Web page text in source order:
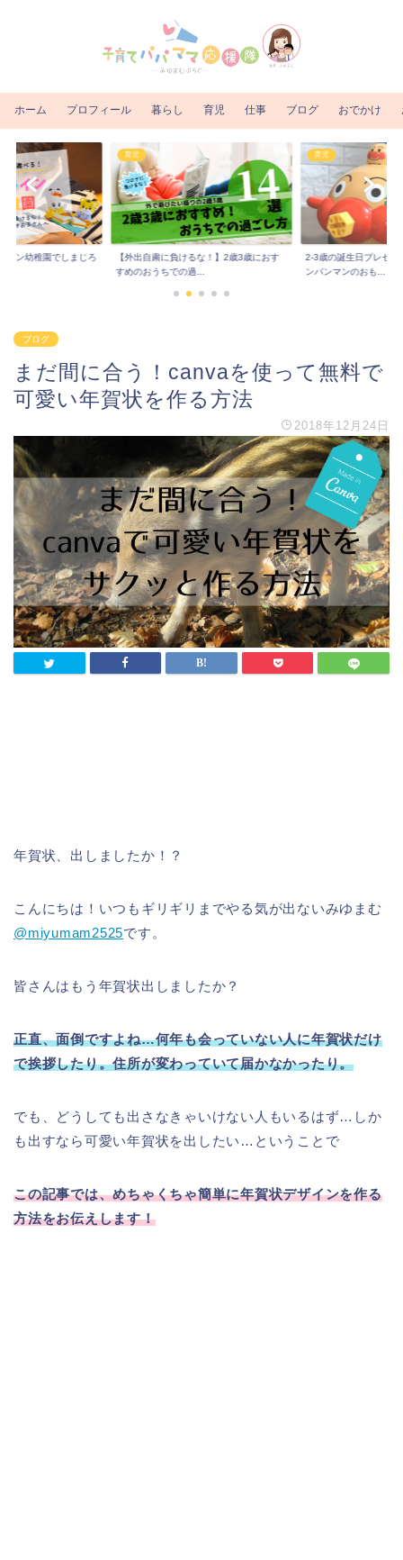
ホーム プロフィール 暮らし 育児 仕事 ブログ おでかけ
な！】2歳3歳におす
育児
2-3歳の誕生日プレゼントにおすすめ！ア
ンパンマンのおも...
育児
【PatPatの口コミ】可
やサイズ感の徹...
ブログ
まだ間に合う！canvaを使って無料で
可愛い年賀状を作る方法
2018年12月24日
年賀状、出しましたか！？
こんにちは！いつもギリギリまでやる気が出ないみゆまむ
@miyumam2525です。
皆さんはもう年賀状出しましたか？
正直、面倒ですよね…何年も会っていない人に年賀状だけ
で挨拶したり。住所が変わっていて届かなかったり。
でも、どうしても出さなきゃいけない人もいるはず…しか
も出すなら可愛い年賀状を出したい…ということで
この記事では、めちゃくちゃ簡単に年賀状デザインを作る
方法をお伝えします！